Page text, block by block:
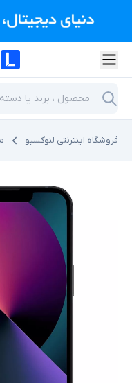
فروشگاه اینترنتی لنوکسیو